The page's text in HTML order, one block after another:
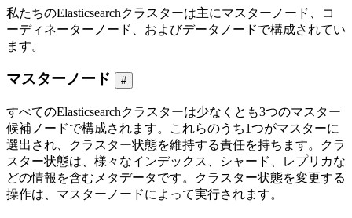
私たちのElasticsearchクラスターは主にマスターノード、コ
ーディネーターノード、およびデータノードで構成されてい
ます。
マスターノード #
すべてのElasticsearchクラスターは少なくとも3つのマスター
候補ノードで構成されます。これらのうち1つがマスターに
選出され、クラスター状態を維持する責任を持ちます。クラ
スター状態は、様々なインデックス、シャード、レプリカな
どの情報を含むメタデータです。クラスター状態を変更する
操作は、マスターノードによって実行されます。